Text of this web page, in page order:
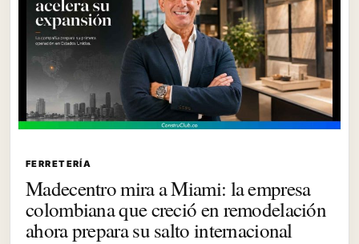
FERRETERÍA
Madecentro mira a Miami: la empresa
colombiana que creció en remodelación
ahora prepara su salto internacional